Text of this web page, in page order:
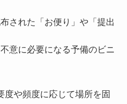
された「お便り」や「提出
意に必要になる予備のビニ
度や頻度に応じて場所を固